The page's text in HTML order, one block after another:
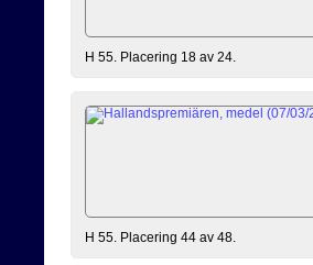
H 55. Placering 18 av 24.
H 55. Placering 44 av 48.